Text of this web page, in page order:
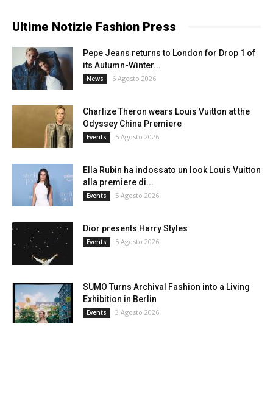
Ultime Notizie Fashion Press
Pepe Jeans returns to London for Drop 1 of
its Autumn-Winter...
News 6 Agosto 2026
Charlize Theron wears Louis Vuitton at the
Odyssey China Premiere
Events 5 Agosto 2026
Ella Rubin ha indossato un look Louis Vuitton
alla premiere di...
Events 5 Agosto 2026
Dior presents Harry Styles
Events 5 Agosto 2026
SUMO Turns Archival Fashion into a Living
Exhibition in Berlin
Events 3 Agosto 2026